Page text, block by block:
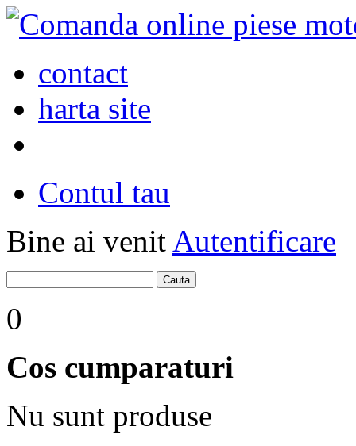
contact
harta site
Contul tau
Bine ai venit Autentificare
0
Cos cumparaturi
Nu sunt produse